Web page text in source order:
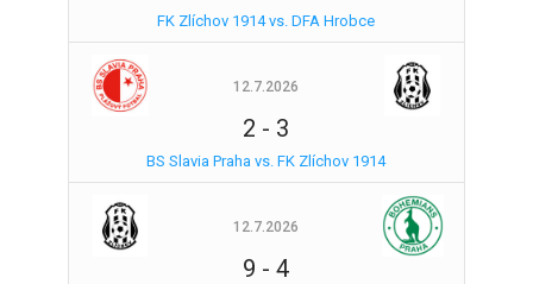
FK Zlíchov 1914 vs. DFA Hrobce
12.7.2026
2 - 3
BS Slavia Praha vs. FK Zlíchov 1914
12.7.2026
9 -4